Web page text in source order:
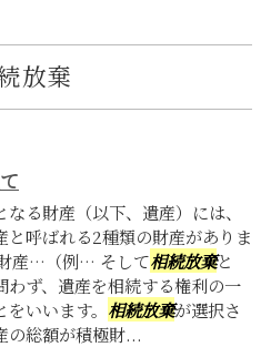
放棄
る財産（以下、遺産）には、
呼ばれる2種類の財産がありま
産…（例… そして相続放棄と
わず、遺産を相続する権利の一
いいます。 相続放棄が選択さ
の総額が積極財...